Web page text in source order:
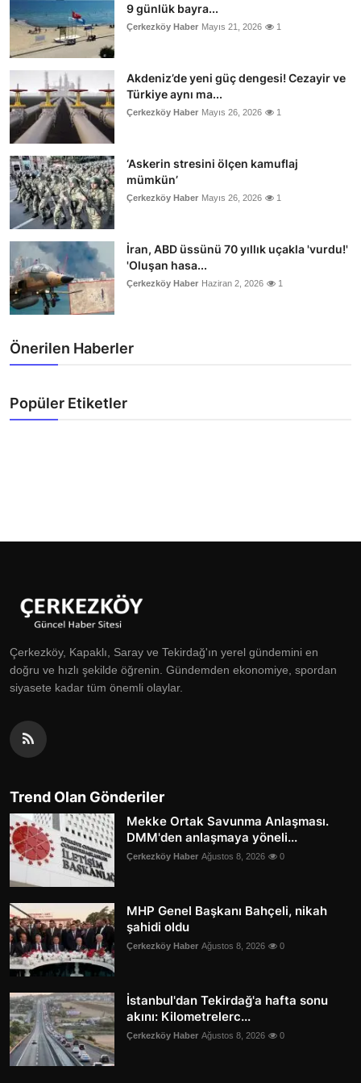
9 günlük bayra...
Çerkezköy Haber Mayıs 21, 2026 1
Akdeniz’de yeni güç dengesi! Cezayir ve
Türkiye aynı ma...
Çerkezköy Haber Mayıs 26, 2026 1
‘Askerin stresini ölçen kamuflaj
mümkün’
Çerkezköy Haber Mayıs 26, 2026 1
İran, ABD üssünü 70 yıllık uçakla 'vurdu!'
'Oluşan hasa...
Çerkezköy Haber Haziran 2, 2026 1
Önerilen Haberler
Popüler Etiketler
Çerkezköy, Kapaklı, Saray ve Tekirdağ'ın yerel gündemini en
doğru ve hızlı şekilde öğrenin. Gündemden ekonomiye, spordan
siyasete kadar tüm önemli olaylar.
Trend Olan Gönderiler
Mekke Ortak Savunma Anlaşması.
DMM'den anlaşmaya yöneli...
Çerkezköy Haber Ağustos 8, 2026 0
MHP Genel Başkanı Bahçeli, nikah
şahidi oldu
Çerkezköy Haber Ağustos 8, 2026 0
İstanbul'dan Tekirdağ'a hafta sonu
akını: Kilometrelerc...
Çerkezköy Haber Ağustos 8, 2026 0